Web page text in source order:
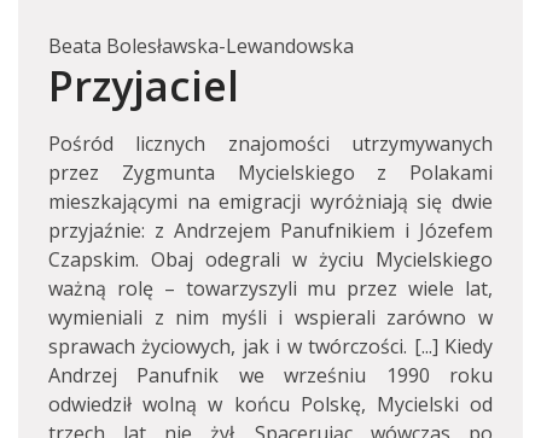
Beata Bolesławska-Lewandowska
Przyjaciel
Pośród licznych znajomości utrzymywanych
przez Zygmunta Mycielskiego z Polakami
mieszkającymi na emigracji wyróżniają się dwie
przyjaźnie: z Andrzejem Panufnikiem i Józefem
Czapskim. Obaj odegrali w życiu Mycielskiego
ważną rolę – towarzyszyli mu przez wiele lat,
wymieniali z nim myśli i wspierali zarówno w
sprawach życiowych, jak i w twórczości. [...] Kiedy
Andrzej Panufnik we wrześniu 1990 roku
odwiedził wolną w końcu Polskę, Mycielski od